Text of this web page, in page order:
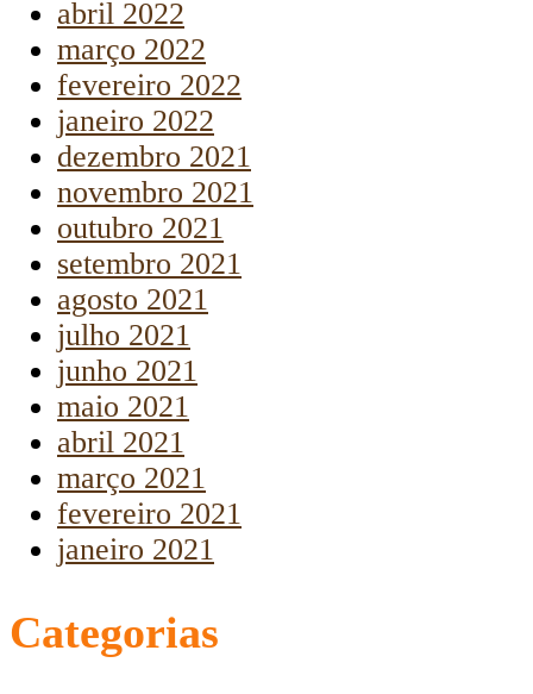
abril 2022
março 2022
fevereiro 2022
janeiro 2022
dezembro 2021
novembro 2021
outubro 2021
setembro 2021
agosto 2021
julho 2021
junho 2021
maio 2021
abril 2021
março 2021
fevereiro 2021
janeiro 2021
Categorias